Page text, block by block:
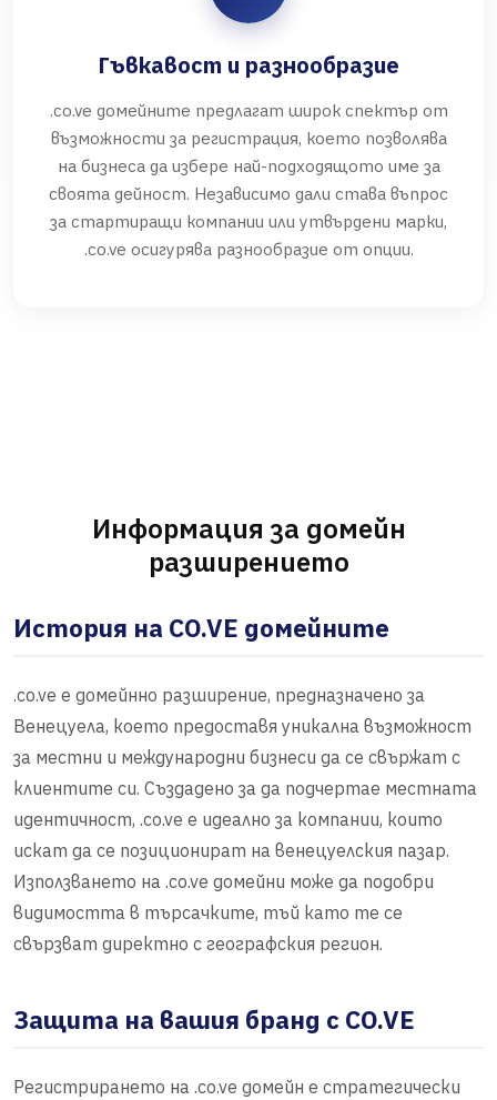
Гъвкавост и разнообразие
.co.ve домейните предлагат широк спектър от
възможности за регистрация, което позволява
на бизнеса да избере най-подходящото име за
своята дейност. Независимо дали става въпрос
за стартиращи компании или утвърдени марки,
.co.ve осигурява разнообразие от опции.
Информация за домейн
разширението
История на CO.VE домейните
.co.ve е домейнно разширение, предназначено за
Венецуела, което предоставя уникална възможност
за местни и международни бизнеси да се свържат с
клиентите си. Създадено за да подчертае местната
идентичност, .co.ve е идеално за компании, които
искат да се позиционират на венецуелския пазар.
Използването на .co.ve домейни може да подобри
видимостта в търсачките, тъй като те се
свързват директно с географския регион.
Защита на вашия бранд с CO.VE
Регистрирането на .co.ve домейн е стратегически